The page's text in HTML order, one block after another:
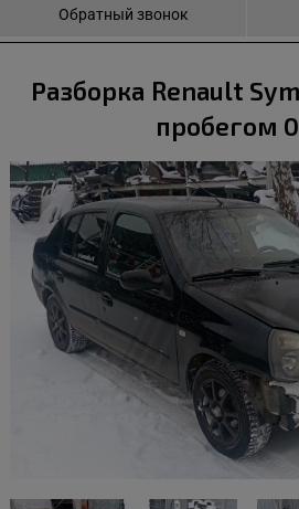
Обратный звонок
Разборка Renault
пробегом